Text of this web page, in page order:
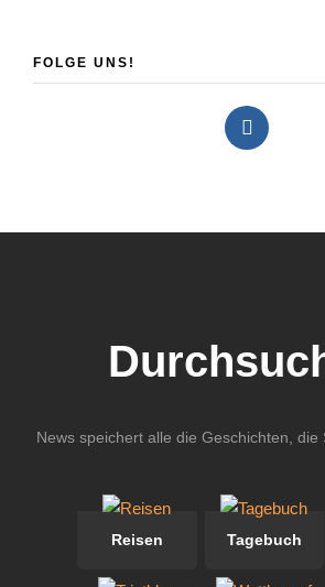
FOLGE UNS!
News speichert alle die Geschichten, die
Reisen Tagebuch